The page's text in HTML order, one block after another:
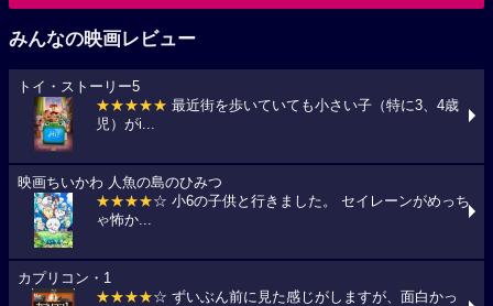
みんなの映画レビュー
トイ・ストーリー5
★★★★★ 最近街を歩いていても小さい子（特に3、4歳
児）がi...
映画ちいかわ 人魚の島のひみつ
★★★★☆ 小6の子供と行きました。 セイレーンがめっち
ゃ怖か...
カプリコン・1
★★★★☆ ずいぶん前に見た感じがしますが、面白かっ